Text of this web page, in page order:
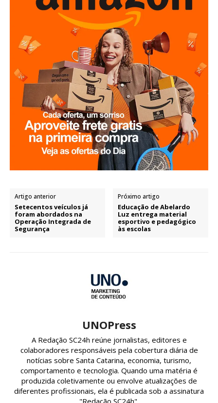
Artigo anterior
Setecentos veículos já
foram abordados na
Operação Integrada de
Segurança
Próximo artigo
Educação de Abelardo
Luz entrega material
esportivo e pedagógico
às escolas
UNOPress
A Redação SC24h reúne jornalistas, editores e
colaboradores responsáveis pela cobertura diária de
notícias sobre Santa Catarina, economia, turismo,
comportamento e tecnologia. Quando uma matéria é
produzida coletivamente ou envolve atualizações de
diferentes profissionais, ela é publicada sob a assinatura
"Redação SC24h".